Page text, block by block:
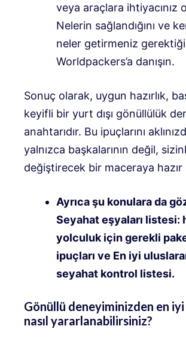
veya araçlara ihtiyacınız
Nelerin sağlandığını ve
neler getirmeniz
Worldpackers’a danışın.
Sonuç olarak, uygun hazırlık,
keyifli bir yurt dışı gönüllülük
anahtarıdır. Bu ipuçlarını
yalnızca başkalarının değil,
değiştirecek bir maceraya hazır
Ayrıca şu konulara da
Seyahat eşyaları listesi:
yolculuk için gerekli
ipuçları ve En iyi
seyahat kontrol listesi.
Gönüllü deneyiminizden en
nasıl yararlanabilirsiniz?